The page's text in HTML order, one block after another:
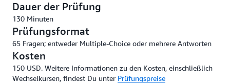
Dauer der Prüfung
130 Minuten
Prüfungsformat
65 Fragen; entweder Multiple-Choice oder mehrere Antworten
Kosten
150 USD. Weitere Informationen zu den Kosten, einschließlich
Wechselkursen, findest Du unter Prüfungspreise